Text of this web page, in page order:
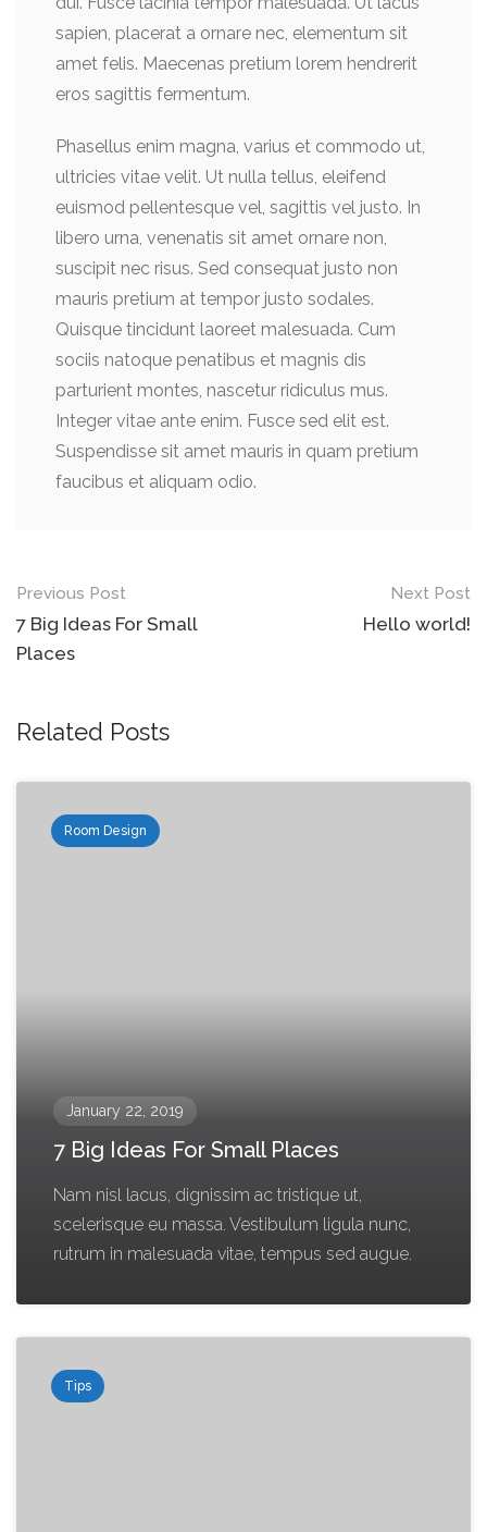
sapien, placerat a ornare nec, elementum sit
amet felis. Maecenas pretium lorem hendrerit
eros sagittis fermentum.
Phasellus enim magna, varius et commodo ut,
ultricies vitae velit. Ut nulla tellus, eleifend
euismod pellentesque vel, sagittis vel justo. In
libero urna, venenatis sit amet ornare non,
suscipit nec risus. Sed consequat justo non
mauris pretium at tempor justo sodales.
Quisque tincidunt laoreet malesuada. Cum
sociis natoque penatibus et magnis dis
parturient montes, nascetur ridiculus mus.
Integer vitae ante enim. Fusce sed elit est.
Suspendisse sit amet mauris in quam pretium
faucibus et aliquam odio.
Previous Post
7 Big Ideas For Small
Places
Next Post
Hello world!
Related Posts
Room Design
January 22, 2019
7 Big Ideas For Small Places
Nam nisl lacus, dignissim ac tristique ut,
scelerisque eu massa. Vestibulum ligula nunc,
rutrum in malesuada vitae, tempus sed augue.
Tips